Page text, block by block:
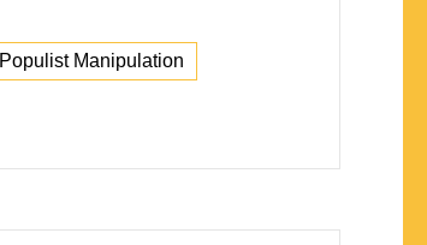
Populist Manipulation